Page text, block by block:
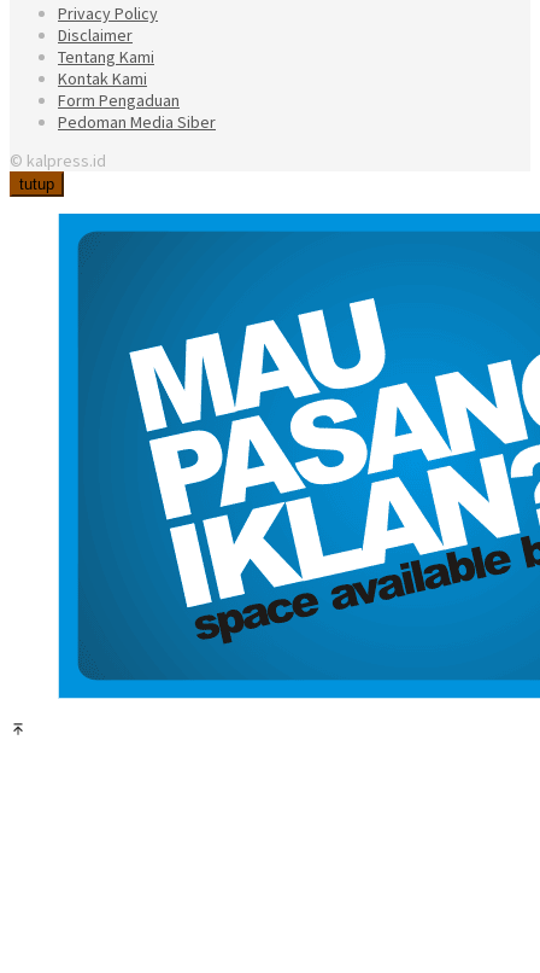
Privacy Policy
Disclaimer
Tentang Kami
Kontak Kami
Form Pengaduan
Pedoman Media Siber
© kalpress.id
tutup